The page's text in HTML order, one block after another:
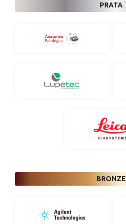
PRATA
BRONZE